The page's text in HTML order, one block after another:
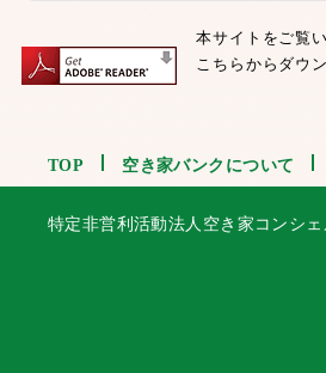
本サイトをご覧
こちらからダウ
TOP 空き家バンクについて
特定非営利活動法人空き家コンシェ